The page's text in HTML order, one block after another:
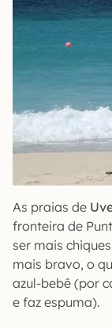
As praias de
fronteira de
ser mais
mais bravo, o
azul-bebê (por
e faz espuma).